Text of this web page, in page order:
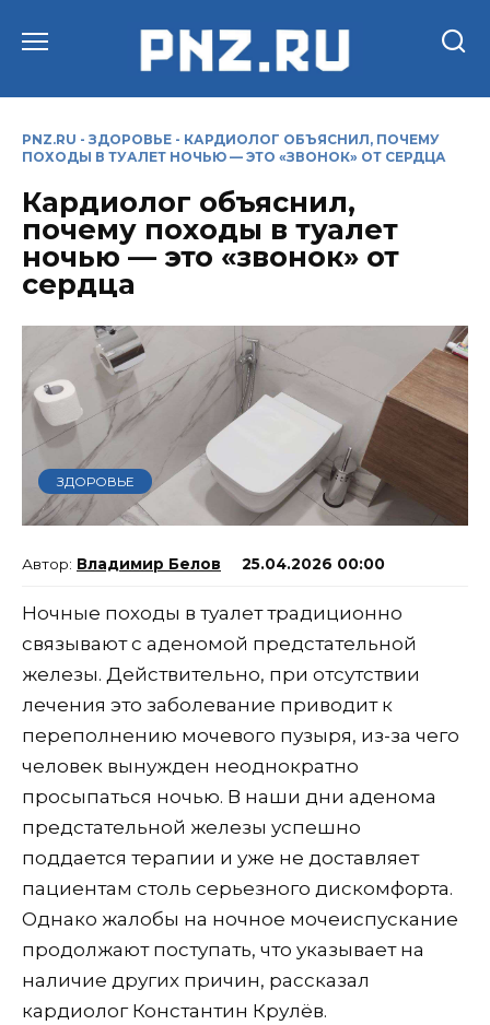
PNZ.RU - ЗДОРОВЬЕ - КАРДИОЛОГ ОБЪЯСНИЛ, ПОЧЕМУ
ПОХОДЫ В ТУАЛЕТ НОЧЬЮ — ЭТО «ЗВОНОК» ОТ СЕРДЦА
Кардиолог объяснил,
почему походы в туалет
ночью — это «звонок» от
сердца
ЗДОРОВЬЕ
Владимир Белов 25.04.2026 00:00
Ночные походы в туалет традиционно
связывают с аденомой предстательной
железы. Действительно, при отсутствии
лечения это заболевание приводит к
переполнению мочевого пузыря, из-за чего
человек вынужден неоднократно
просыпаться ночью. В наши дни аденома
предстательной железы успешно
поддается терапии и уже не доставляет
пациентам столь серьезного дискомфорта.
Однако жалобы на ночное мочеиспускание
продолжают поступать, что указывает на
наличие других причин, рассказал
кардиолог Константин Крулёв.